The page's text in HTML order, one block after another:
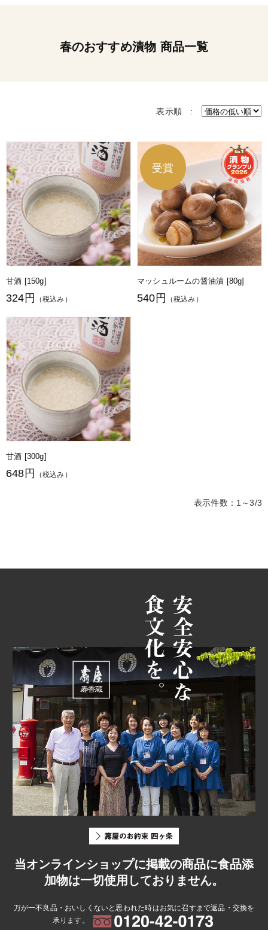
春のおすすめ漬物 商品一覧
表示順 :
甘酒 [150g]
324円 （税込み）
マッシュルームの醤油漬 [80g]
540円 （税込み）
甘酒 [300g]
648円 （税込み）
表示件数：1～3/3
当オンラインショップに掲載の商品に食品添
加物は一切使用しておりません。
万が一不良品・おいしくないと思われた時はお気に召すまで返品・交換を
承ります。